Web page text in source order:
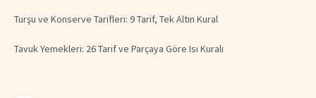
Turşu ve Konserve Tarifleri: 9 Tarif, Tek Altın Kural
Tavuk Yemekleri: 26 Tarif ve Parçaya Göre Isı Kuralı